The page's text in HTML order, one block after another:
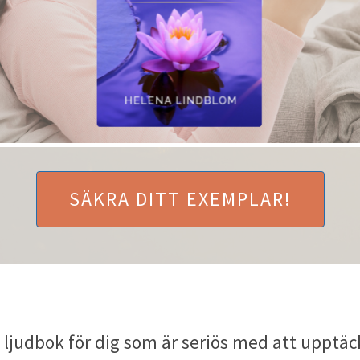
SÄKRA DITT EXEMPLAR!
ljudbok för dig som är seriös med att